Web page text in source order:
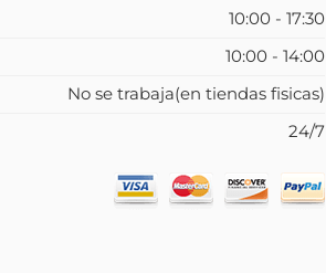
10:00 - 17:30
10:00 - 14:00
No se trabaja(en tiendas fisicas)
24/7